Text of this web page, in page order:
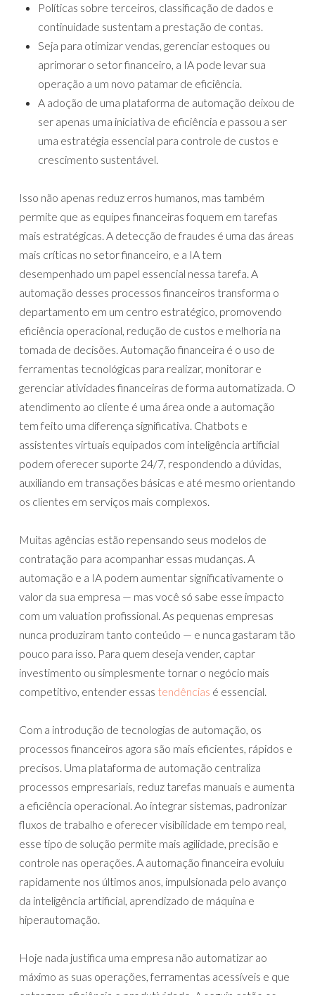
Políticas sobre terceiros, classificação de dados e
continuidade sustentam a prestação de contas.
Seja para otimizar vendas, gerenciar estoques ou
aprimorar o setor financeiro, a IA pode levar sua
operação a um novo patamar de eficiência.
A adoção de uma plataforma de automação deixou de
ser apenas uma iniciativa de eficiência e passou a ser
uma estratégia essencial para controle de custos e
crescimento sustentável.
Isso não apenas reduz erros humanos, mas também
permite que as equipes financeiras foquem em tarefas
mais estratégicas. A detecção de fraudes é uma das áreas
mais críticas no setor financeiro, e a IA tem
desempenhado um papel essencial nessa tarefa. A
automação desses processos financeiros transforma o
departamento em um centro estratégico, promovendo
eficiência operacional, redução de custos e melhoria na
tomada de decisões. Automação financeira é o uso de
ferramentas tecnológicas para realizar, monitorar e
gerenciar atividades financeiras de forma automatizada. O
atendimento ao cliente é uma área onde a automação
tem feito uma diferença significativa. Chatbots e
assistentes virtuais equipados com inteligência artificial
podem oferecer suporte 24/7, respondendo a dúvidas,
auxiliando em transações básicas e até mesmo orientando
os clientes em serviços mais complexos.
Muitas agências estão repensando seus modelos de
contratação para acompanhar essas mudanças. A
automação e a IA podem aumentar significativamente o
valor da sua empresa — mas você só sabe esse impacto
com um valuation profissional. As pequenas empresas
nunca produziram tanto conteúdo — e nunca gastaram tão
pouco para isso. Para quem deseja vender, captar
investimento ou simplesmente tornar o negócio mais
competitivo, entender essas tendências é essencial.
Com a introdução de tecnologias de automação, os
processos financeiros agora são mais eficientes, rápidos e
precisos. Uma plataforma de automação centraliza
processos empresariais, reduz tarefas manuais e aumenta
a eficiência operacional. Ao integrar sistemas, padronizar
fluxos de trabalho e oferecer visibilidade em tempo real,
esse tipo de solução permite mais agilidade, precisão e
controle nas operações. A automação financeira evoluiu
rapidamente nos últimos anos, impulsionada pelo avanço
da inteligência artificial, aprendizado de máquina e
hiperautomação.
Hoje nada justifica uma empresa não automatizar ao
máximo as suas operações, ferramentas acessíveis e que